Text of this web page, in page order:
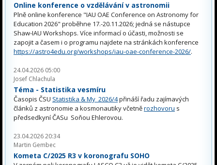
Online konference o vzdělávání v astronomii
Plně online konference "IAU OAE Conference on Astronomy for
Education 2026" proběhne 17.-20.11.2026; jedná se nástupce
Shaw-IAU Workshops. Více informací o účasti, možnosti se
zapojit a časem i o programu najdete na stránkách konference
https://astro4edu.org/workshops/iau-oae-conference-2026/.
24.04.2026 05:00
Josef Chlachula
Téma - Statistika vesmíru
Časopis ČSU Statistika & My 2026/4přináší řadu zajímavých
článků z astronomie a kosmonautiky včetněrozhovoru s
předsedkyní ČASu Soňou Ehlerovou.
23.04.2026 20:34
Martin Gembec
Kometa C/2025 R3 v koronografu SOHO